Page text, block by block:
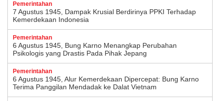
Pemerintahan
7 Agustus 1945, Dampak Krusial Berdirinya PPKI Terhadap
Kemerdekaan Indonesia
Pemerintahan
6 Agustus 1945, Bung Karno Menangkap Perubahan
Psikologis yang Drastis Pada Pihak Jepang
Pemerintahan
6 Agustus 1945, Alur Kemerdekaan Dipercepat: Bung Karno
Terima Panggilan Mendadak ke Dalat Vietnam